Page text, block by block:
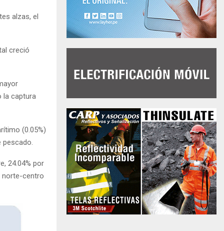
alzas, el
creció
la captura
(0.05%)
pescado.
24.04% por
norte-centro